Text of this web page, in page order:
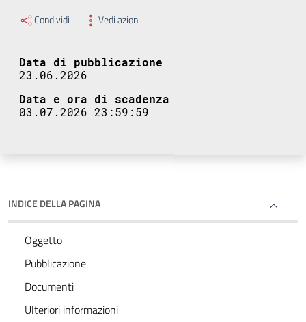
Condividi Vedi azioni
Data di pubblicazione
23.06.2026
Data e ora di scadenza
03.07.2026 23:59:59
INDICE DELLA PAGINA
Oggetto
Pubblicazione
Documenti
Ulteriori informazioni